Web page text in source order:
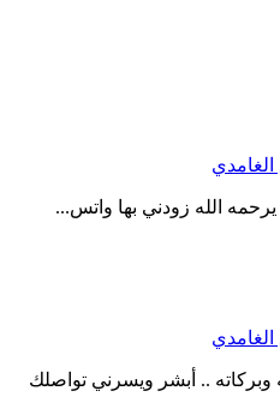
الله زودني بها واتس...
وبركاته .. أبشر ويسرني تواصلك